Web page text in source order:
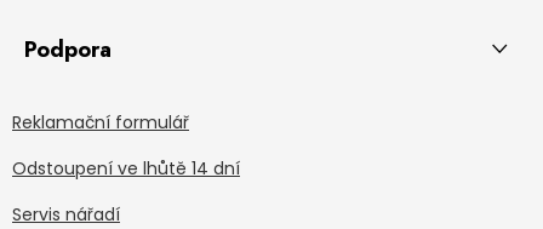
Podpora
Reklamační formulář
Odstoupení ve lhůtě 14 dní
Servis nářadí